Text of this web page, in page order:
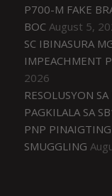
P700-M FAKE
BOC August 5,
SC IBINASURA
IMPEACHMENT
2026
RESOLUSYON
PAGKILALA SA
PNP
SMUGGLING